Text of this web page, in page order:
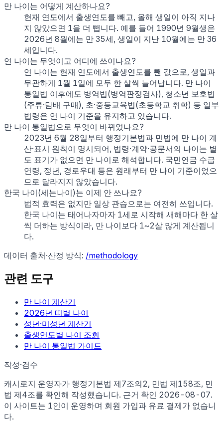
만 나이는 어떻게 계산하나요?
현재 연도에서 출생연도를 빼고, 올해 생일이 아직 지나
지 않았으면 1을 더 뺍니다. 예를 들어 1990년 9월생은
2026년 8월에는 만 35세, 생일이 지난 10월에는 만 36
세입니다.
연 나이는 무엇이고 어디에 쓰이나요?
연 나이는 현재 연도에서 출생연도를 뺀 값으로, 생일과
무관하게 1월 1일에 모두 한 살씩 늘어납니다. 만 나이
통일법 이후에도 병역법(병역판정검사), 청소년 보호법
(주류·담배 구매), 초·중등교육법(초등학교 취학) 등 일부
법령은 연 나이 기준을 유지하고 있습니다.
만 나이 통일법으로 무엇이 바뀌었나요?
2023년 6월 28일부터 행정기본법과 민법에 만 나이 계
산·표시 원칙이 명시되어, 법령·계약·공문서의 나이는 별
도 표기가 없으면 만 나이로 해석합니다. 국민연금 수급
연령, 정년, 경로우대 등은 원래부터 만 나이 기준이었으
므로 달라지지 않았습니다.
한국 나이(세는나이)는 이제 안 쓰나요?
법적 효력은 없지만 일상 관습으로는 여전히 쓰입니다.
한국 나이는 태어나자마자 1세로 시작해 새해마다 한 살
씩 더하는 방식이라, 만 나이보다 1~2살 많게 계산됩니
다.
데이터 출처·산정 방식: /methodology
관련 도구
만 나이 계산기
2026년 띠별 나이
성년·미성년 계산기
출생연도별 나이 조회
만 나이 통일법 가이드
작성·검수
캐시로지 운영자가 행정기본법 제7조의2, 민법 제158조, 민
법 제4조를 확인해 작성했습니다. 근거 확인 2026-08-07.
이 사이트는 1인이 운영하며 회원 가입과 유료 결제가 없습니
다.